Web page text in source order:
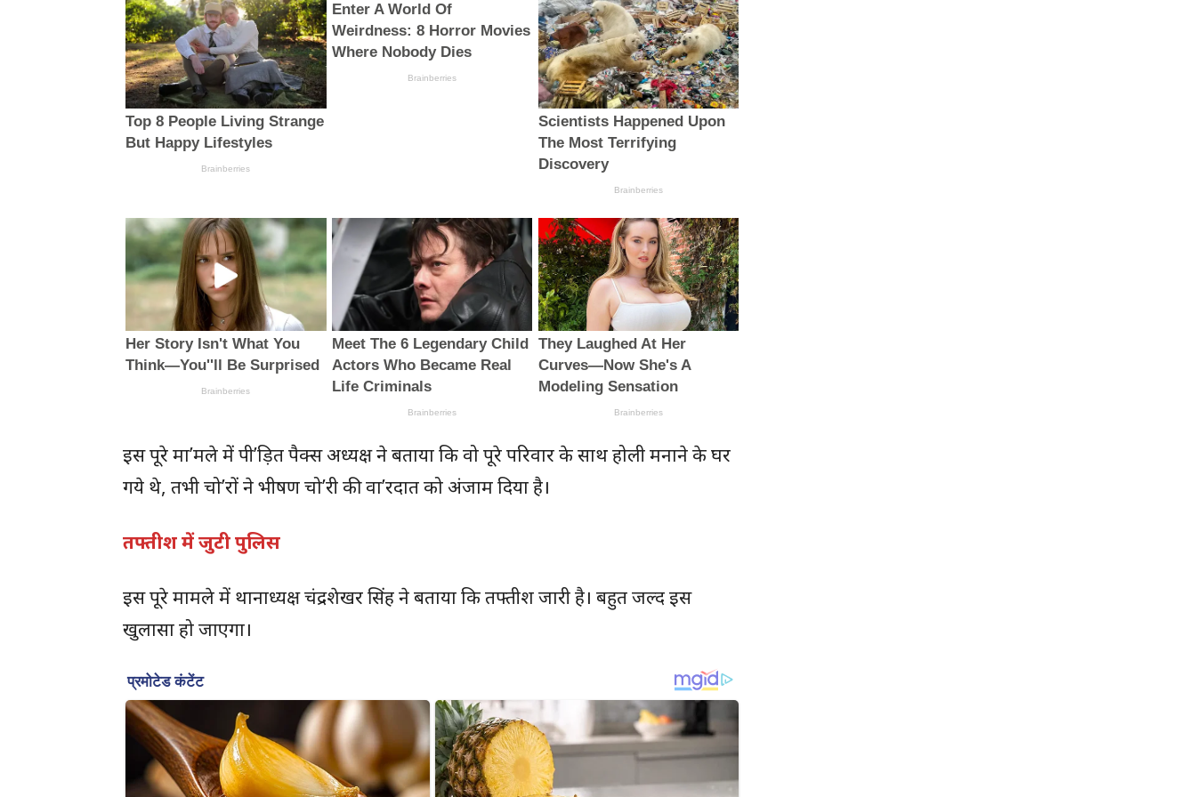
इस पूरे मा’मले में पी’ड़ित पैक्स अध्यक्ष ने बताया कि वो पूरे परिवार के साथ होली मनाने के घर
गये थे, तभी चो’रों ने भीषण चो’री की वा’रदात को अंजाम दिया है।
तफ्तीश में जुटी पुलिस
इस पूरे मामले में थानाध्यक्ष चंद्रशेखर सिंह ने बताया कि तफ्तीश जारी है। बहुत जल्द इस
खुलासा हो जाएगा।